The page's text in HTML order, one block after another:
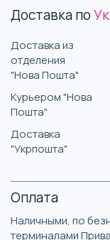
Доставка по
Доставка из
отделения
"Нова Пошта"
Курьером "Нова
Пошта"
Доставка
"Укрпошта"
Оплата
Наличными, по
терминалами